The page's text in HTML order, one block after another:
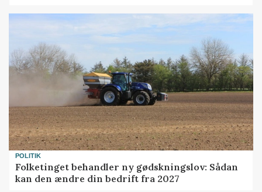
POLITIK
Folketinget behandler ny gødskningslov: Sådan
kan den ændre din bedrift fra 2027